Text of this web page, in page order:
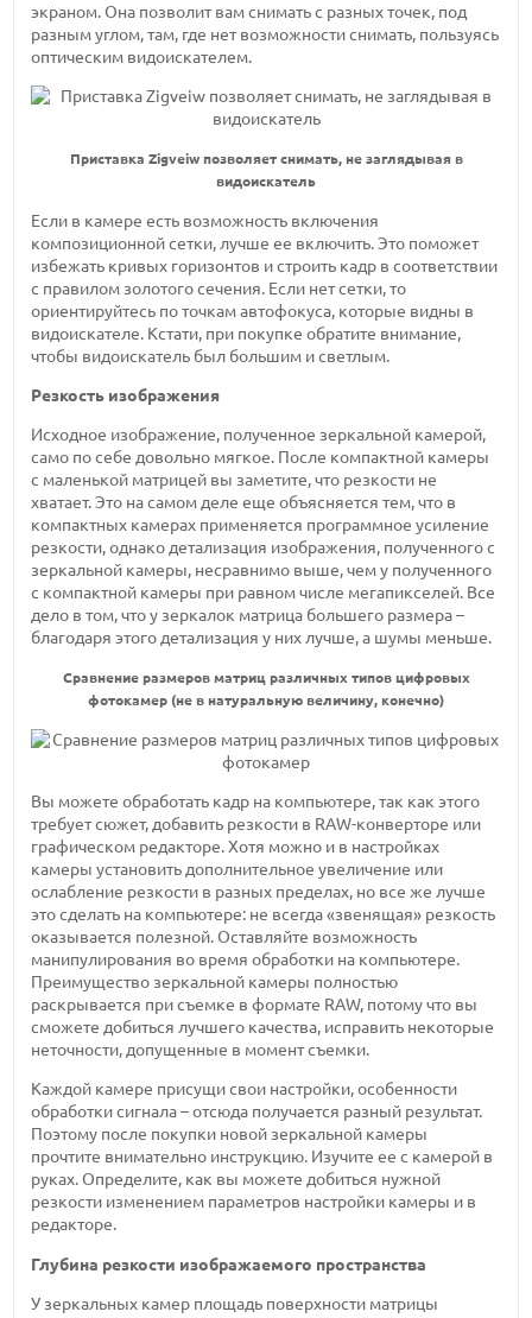
экраном. Она позволит вам снимать с разных точек, под
разным углом, там, где нет возможности снимать, пользуясь
оптическим видоискателем.
Приставка Zigveiw позволяет снимать, не заглядывая в
видоискатель
Если в камере есть возможность включения
композиционной сетки, лучше ее включить. Это поможет
избежать кривых горизонтов и строить кадр в соответствии
с правилом золотого сечения. Если нет сетки, то
ориентируйтесь по точкам автофокуса, которые видны в
видоискателе. Кстати, при покупке обратите внимание,
чтобы видоискатель был большим и светлым.
Резкость изображения
Исходное изображение, полученное зеркальной камерой,
само по себе довольно мягкое. После компактной камеры
с маленькой матрицей вы заметите, что резкости не
хватает. Это на самом деле еще объясняется тем, что в
компактных камерах применяется программное усиление
резкости, однако детализация изображения, полученного с
зеркальной камеры, несравнимо выше, чем у полученного
с компактной камеры при равном числе мегапикселей. Все
дело в том, что у зеркалок матрица большего размера –
благодаря этого детализация у них лучше, а шумы меньше.
Сравнение размеров матриц различных типов цифровых
фотокамер (не в натуральную величину, конечно)
Вы можете обработать кадр на компьютере, так как этого
требует сюжет, добавить резкости в RAW-конверторе или
графическом редакторе. Хотя можно и в настройках
камеры установить дополнительное увеличение или
ослабление резкости в разных пределах, но все же лучше
это сделать на компьютере: не всегда «звенящая» резкость
оказывается полезной. Оставляйте возможность
манипулирования во время обработки на компьютере.
Преимущество зеркальной камеры полностью
раскрывается при съемке в формате RAW, потому что вы
сможете добиться лучшего качества, исправить некоторые
неточности, допущенные в момент съемки.
Каждой камере присущи свои настройки, особенности
обработки сигнала – отсюда получается разный результат.
Поэтому после покупки новой зеркальной камеры
прочтите внимательно инструкцию. Изучите ее с камерой в
руках. Определите, как вы можете добиться нужной
резкости изменением параметров настройки камеры и в
редакторе.
Глубина резкости изображаемого пространства
У зеркальных камер площадь поверхности матрицы